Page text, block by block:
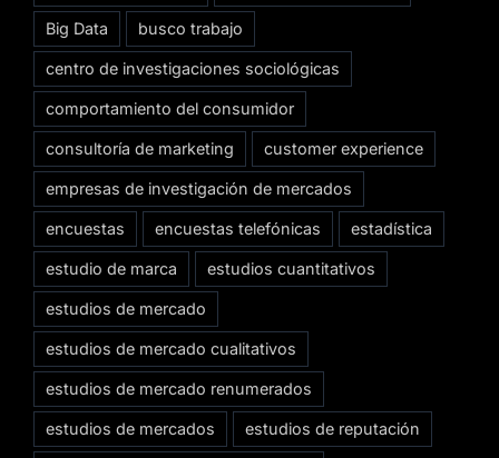
Big Data busco trabajo
centro de investigaciones sociológicas
comportamiento del consumidor
consultoría de marketing customer experience
empresas de investigación de mercados
encuestas encuestas telefónicas estadística
estudio de marca estudios cuantitativos
estudios de mercado
estudios de mercado cualitativos
estudios de mercado renumerados
estudios de mercados estudios de reputación